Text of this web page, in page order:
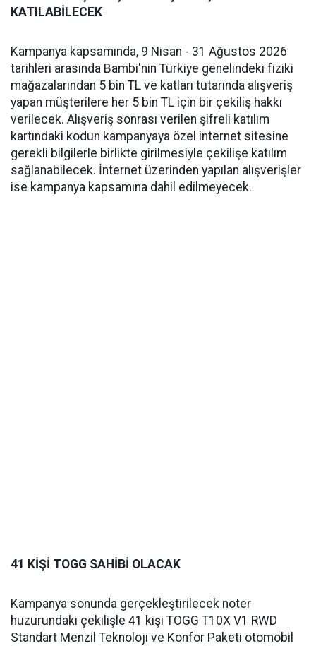
KATILABİLECEK
Kampanya kapsamında, 9 Nisan - 31 Ağustos 2026
tarihleri arasında Bambi'nin Türkiye genelindeki fiziki
mağazalarından 5 bin TL ve katları tutarında alışveriş
yapan müşterilere her 5 bin TL için bir çekiliş hakkı
verilecek. Alışveriş sonrası verilen şifreli katılım
kartındaki kodun kampanyaya özel internet sitesine
gerekli bilgilerle birlikte girilmesiyle çekilişe katılım
sağlanabilecek. İnternet üzerinden yapılan alışverişler
ise kampanya kapsamına dahil edilmeyecek.
41 KİŞİ TOGG SAHİBİ OLACAK
Kampanya sonunda gerçekleştirilecek noter
huzurundaki çekilişle 41 kişi TOGG T10X V1 RWD
Standart Menzil Teknoloji ve Konfor Paketi otomobil